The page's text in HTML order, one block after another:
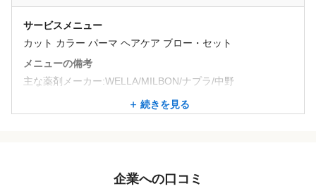
サービスメニュー
カット カラー パーマ ヘアケア ブロー・セット
メニューの備考
主な薬剤メーカー:WELLA/MILBON/ナプラ/中野
▼カットカラートリートメント
カット+ノーマルカラー+トリートメント (SH・B込)
続きを見る
企業への口コミ